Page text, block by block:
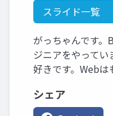
スライド一覧
がっちゃんです。
ジニアをやって
好きです。Webは
シェア